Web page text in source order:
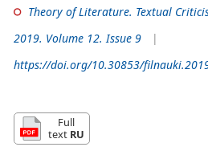
Theory of Literature. Textual
2019. Volume 12. Issue 9
https://doi.org/10.30853/
Full
text RU